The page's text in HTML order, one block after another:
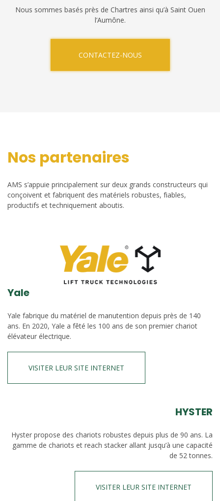
Nous sommes basés près de Chartres ainsi qu’à Saint Ouen
l’Aumône.
CONTACTEZ-NOUS
Nos partenaires
AMS s’appuie principalement sur deux grands constructeurs qui
conçoivent et fabriquent des matériels robustes, fiables,
productifs et techniquement aboutis.
Yale
Yale fabrique du matériel de manutention depuis près de 140
ans. En 2020, Yale a fêté les 100 ans de son premier chariot
élévateur électrique.
VISITER LEUR SITE INTERNET
HYSTER
Hyster propose des chariots robustes depuis plus de 90 ans. La
gamme de chariots et reach stacker allant jusqu’à une capacité
de 52 tonnes.
VISITER LEUR SITE INTERNET